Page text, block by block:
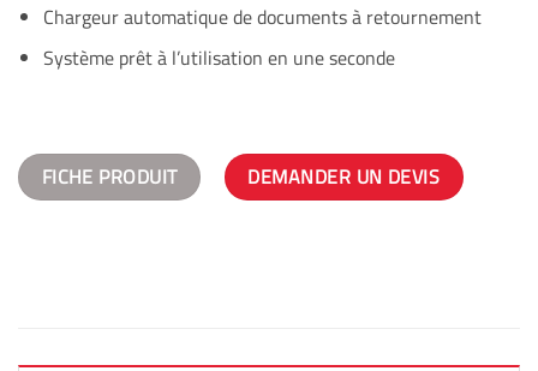
Chargeur automatique de documents à retournement
Système prêt à l’utilisation en une seconde
FICHE PRODUIT DEMANDER UN DEVIS